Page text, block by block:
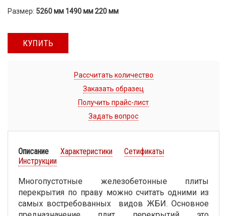
Размер: 5260 мм 1490 мм 220 мм
КУПИТЬ
Рассчитать количество
Заказать образец
Получить прайс-лист
Задать вопрос
Описание Характеристики
Сетификаты
Инструкции
Многопустотные железобетонные плиты
перекрытия по праву можно считать одними из
самых востребованных видов ЖБИ. Основное